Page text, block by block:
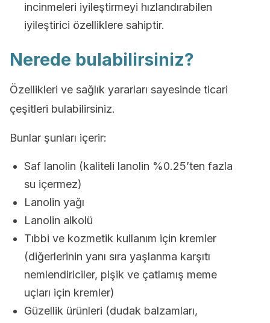
incinmeleri iyileştirmeyi hızlandırabilen
iyileştirici özelliklere sahiptir.
Nerede bulabilirsiniz?
Özellikleri ve sağlık yararları sayesinde ticari
çeşitleri bulabilirsiniz.
Bunlar şunları içerir:
Saf lanolin (kaliteli lanolin %0.25’ten fazla
su içermez)
Lanolin yağı
Lanolin alkolü
Tıbbi ve kozmetik kullanım için kremler
(diğerlerinin yanı sıra yaşlanma karşıtı
nemlendiriciler, pişik ve çatlamış meme
uçları için kremler)
Güzellik ürünleri (dudak balzamları,